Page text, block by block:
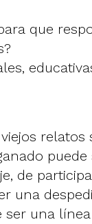
que
relatos
puede
de
una
ser una